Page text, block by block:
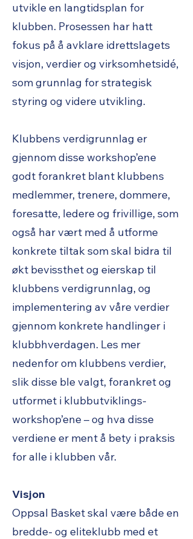
utvikle en langtidsplan for
klubben. Prosessen har hatt
fokus på å avklare idrettslagets
visjon, verdier og virksomhetsidé,
som grunnlag for strategisk
styring og videre utvikling.
Klubbens verdigrunnlag er
gjennom disse workshop’ene
godt forankret blant klubbens
medlemmer, trenere, dommere,
foresatte, ledere og frivillige, som
også har vært med å utforme
konkrete tiltak som skal bidra til
økt bevissthet og eierskap til
klubbens verdigrunnlag, og
implementering av våre verdier
gjennom konkrete handlinger i
klubbhverdagen. Les mer
nedenfor om klubbens verdier,
slik disse ble valgt, forankret og
utformet i klubbutviklings-
workshop’ene – og hva disse
verdiene er ment å bety i praksis
for alle i klubben vår.
Visjon
Oppsal Basket skal være både en
bredde- og eliteklubb med et